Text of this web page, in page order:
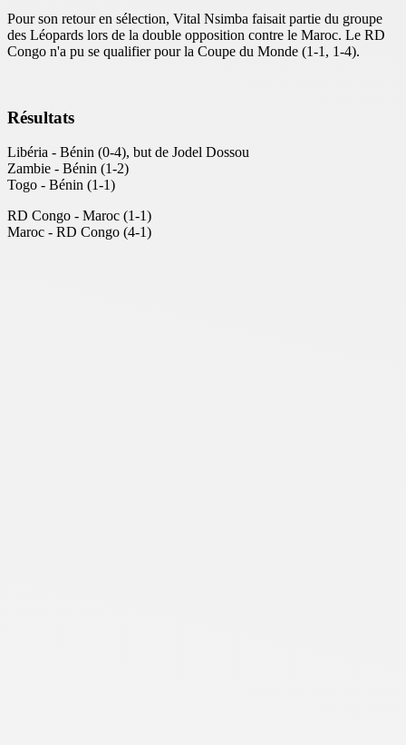
Pour son retour en sélection, Vital Nsimba faisait partie du groupe
des Léopards lors de la double opposition contre le Maroc. Le RD
Congo n'a pu se qualifier pour la Coupe du Monde (1-1, 1-4).
Résultats
Libéria - Bénin (0-4), but de Jodel Dossou
Zambie - Bénin (1-2)
Togo - Bénin (1-1)
RD Congo - Maroc (1-1)
Maroc - RD Congo (4-1)